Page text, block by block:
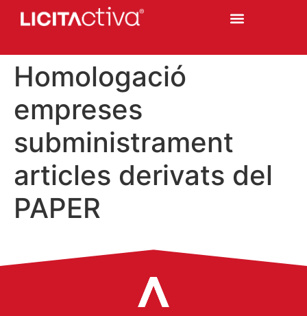
Homologació
empreses
subministrament
articles derivats del
PAPER